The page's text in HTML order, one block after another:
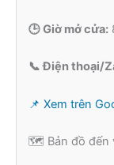
🕒 Giờ mở cửa:
📞 Điện thoại/
📌 Xem trên
🗺️ Bản đồ đến